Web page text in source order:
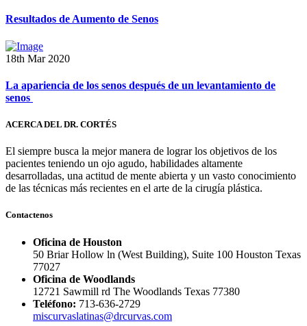
Resultados de Aumento de Senos
18th Mar 2020
La apariencia de los senos después de un levantamiento de
senos
ACERCA DEL DR. CORTÉS
El siempre busca la mejor manera de lograr los objetivos de los
pacientes teniendo un ojo agudo, habilidades altamente
desarrolladas, una actitud de mente abierta y un vasto conocimiento
de las técnicas más recientes en el arte de la cirugía plástica.
Contactenos
Oficina de Houston
50 Briar Hollow ln (West Building), Suite 100 Houston Texas
77027
Oficina de Woodlands
12721 Sawmill rd The Woodlands Texas 77380
Teléfono: 713-636-2729
miscurvaslatinas@drcurvas.com